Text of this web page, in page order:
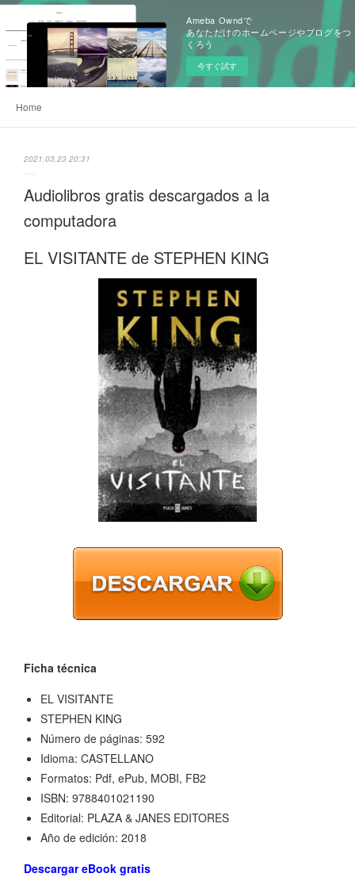
Ameba Owndで
あなただけのホームページやブログをつ
くろう
今すぐ試す
Home
2021.03.23 20:31
Audiolibros gratis descargados a la
computadora
EL VISITANTE de STEPHEN KING
Ficha técnica
EL VISITANTE
STEPHEN KING
Número de páginas: 592
Idioma: CASTELLANO
Formatos: Pdf, ePub, MOBI, FB2
ISBN: 9788401021190
Editorial: PLAZA & JANES EDITORES
Año de edición: 2018
Descargar eBook gratis